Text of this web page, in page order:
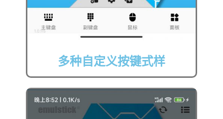
多种自定义按键式样